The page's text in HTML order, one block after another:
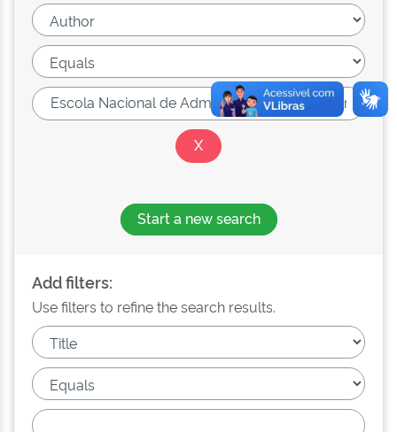
Start a new search
Add filters:
Use filters to refine the search results.